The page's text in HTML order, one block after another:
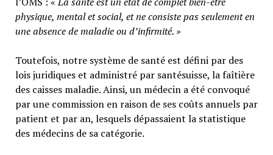
physique, mental et social, et ne consiste pas seulement en
une absence de maladie ou d’infirmité.»
Toutefois, notre système de santé est défini par des
lois juridiques et administré par santésuisse, la faîtière
des caisses maladie. Ainsi, un médecin a été convoqué
par une commission en raison de ses coûts annuels par
patient et par an, lesquels dépassaient la statistique
des médecins de sa catégorie.